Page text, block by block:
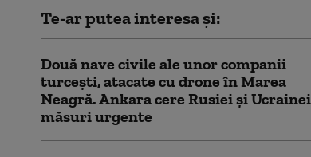
Te-ar putea interesa și:
Două nave civile ale unor companii
turcești, atacate cu drone în Marea
Neagră. Ankara cere Rusiei și Ucrainei
măsuri urgente